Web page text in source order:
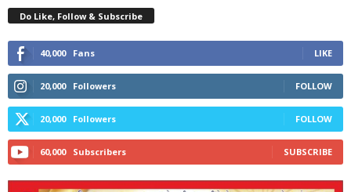
Do Like, Follow & Subscribe
40,000 Fans LIKE
20,000 Followers FOLLOW
20,000 Followers FOLLOW
60,000 Subscribers SUBSCRIBE